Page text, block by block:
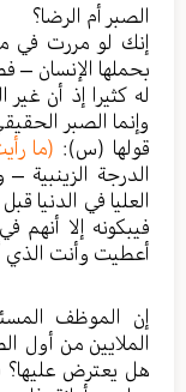
الصبر أم الرضا؟
إنك لو مررت في
بحملها الإنسان
له كثيرا إذ أن
وإنما الصبر
قولها (س): (ما
الدرجة الزينبية
العليا في الدنيا
فيبكونه إلا أنهم
أعطيت وأنت الذي
إن الموظف
الملايين من أول
هل يعترض عليها؟